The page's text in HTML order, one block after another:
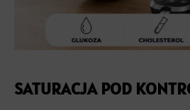
SATURACJA POD